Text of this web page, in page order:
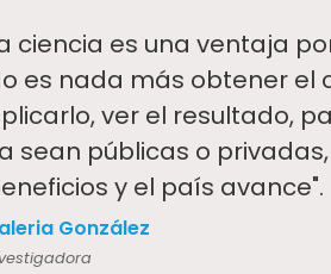
ciencia es una ventaja
es nada más obtener el
ver el resultado,
sean públicas o
y el país avance".
González